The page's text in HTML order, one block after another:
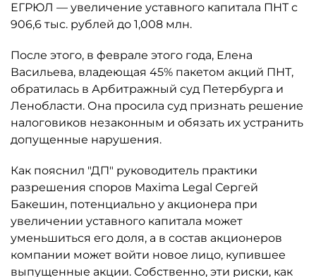
ЕГРЮЛ — увеличение уставного капитала ПНТ с
906,6 тыс. рублей до 1,008 млн.
После этого, в феврале этого года, Елена
Васильева, владеющая 45% пакетом акций ПНТ,
обратилась в Арбитражный суд Петербурга и
Ленобласти. Она просила суд признать решение
налоговиков незаконным и обязать их устранить
допущенные нарушения.
Как пояснил "ДП" руководитель практики
разрешения споров Maxima Legal Сергей
Бакешин, потенциально у акционера при
увеличении уставного капитала может
уменьшиться его доля, а в состав акционеров
компании может войти новое лицо, купившее
выпущенные акции. Собственно, эти риски, как